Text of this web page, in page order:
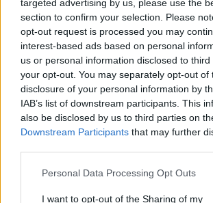
targeted advertising by us, please use the
section to confirm your selection. Please
opt-out request is processed you may
interest-based ads based on personal
us or personal information disclosed to
your opt-out. You may separately opt-out of
disclosure of your personal information by
IAB’s list of downstream participants. This
also be disclosed by us to third parties on
Downstream Participants that may further
Please note that this website/app uses one
not limited to your visit or usage behaviour.
Personal Data Processing Opt Outs
I want to opt-out of the Sharing of my
ΚΟΙΝΩΝΊΑ
North-South
EcoBridge: Ένα ταξίδι
βιωσιμότητας μεταξύ
Σουηδίας και Ελλάδας
από τον Όμιλο
Ενεργών Νέων
Δυτικής Μακεδονίας
τιμήν
Ιερά
το Δήμο